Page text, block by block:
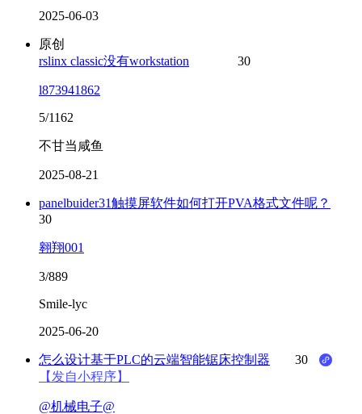
2025-06-03
原创
rslinx classic没有workstation
30
l873941862
5/1162
不甘当咸鱼
2025-08-21
panelbuider31触摸屏软件如何打开PVA格式文件呢？
30
翱翔001
3/889
Smile-lyc
2025-06-20
怎么设计基于PLC的云端智能锯床控制器
30
【发自小程序】
@机械电子@